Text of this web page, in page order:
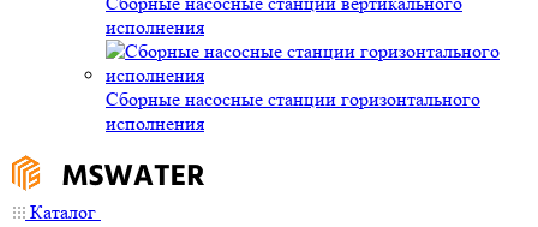
исполнения
Сборные насосные станции горизонтального
исполнения
Каталог